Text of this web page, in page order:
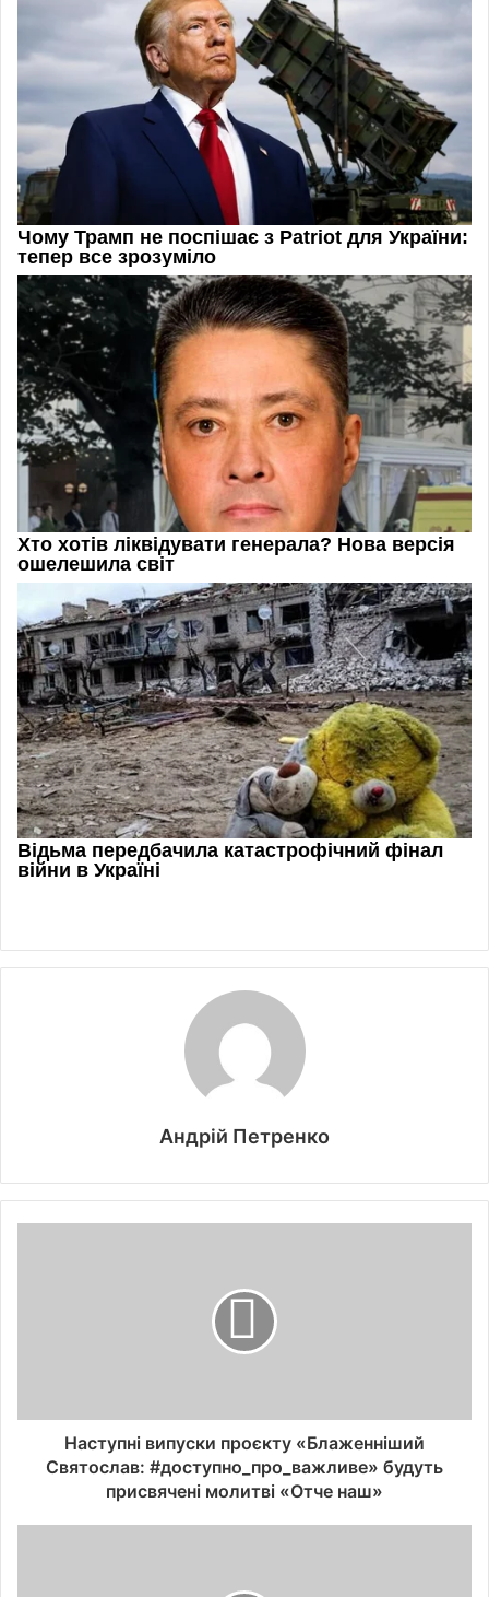
Андрій Петренко
Наступні випуски проєкту «Блаженніший
Святослав: #доступно_про_важливе» будуть
присвячені молитві «Отче наш»